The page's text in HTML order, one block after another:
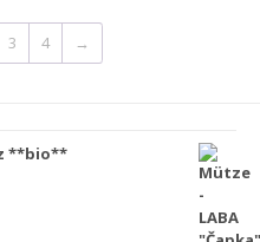
Produktseite
3 4 →
**bio**